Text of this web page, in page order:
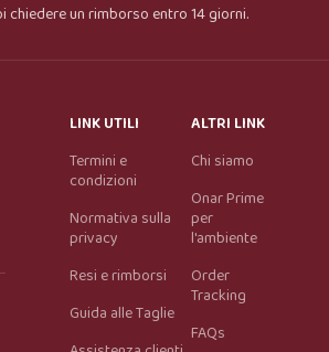
chiedere un rimborso entro 14 giorni.
LINK UTILI
Termini e
condizioni
Normativa sulla
privacy
Resi e rimborsi
Guida alle Taglie
ALTRI LINK
Chi siamo
Onar Prime
per
l'ambiente
Order
Tracking
FAQs